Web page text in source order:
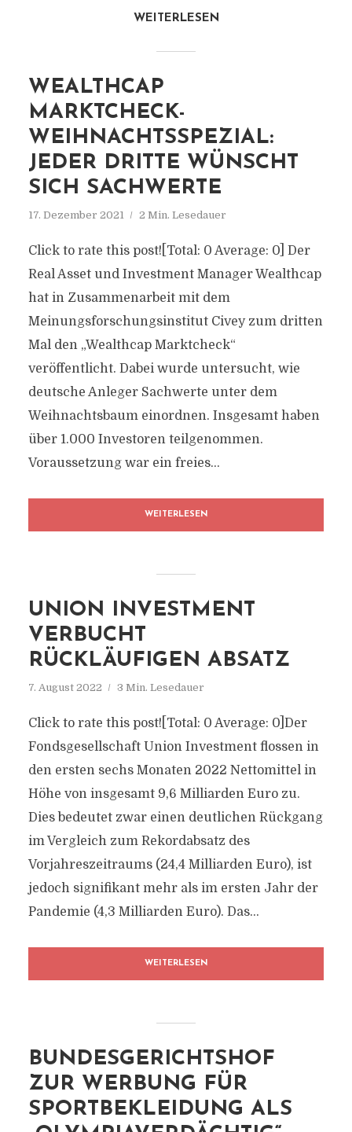
WEITERLESEN
WEALTHCAP
MARKTCHECK-
WEIHNACHTSSPEZIAL:
JEDER DRITTE WÜNSCHT
SICH SACHWERTE
17. Dezember 2021 2 Min. Lesedauer
Click to rate this post![Total: 0 Average: 0] Der
Real Asset und Investment Manager Wealthcap
hat in Zusammenarbeit mit dem
Meinungsforschungsinstitut Civey zum dritten
Mal den „Wealthcap Marktcheck“
veröffentlicht. Dabei wurde untersucht, wie
deutsche Anleger Sachwerte unter dem
Weihnachtsbaum einordnen. Insgesamt haben
über 1.000 Investoren teilgenommen.
Voraussetzung war ein freies...
WEITERLESEN
UNION INVESTMENT
VERBUCHT
RÜCKLÄUFIGEN ABSATZ
7. August 2022 3 Min. Lesedauer
Click to rate this post![Total: 0 Average: 0]Der
Fondsgesellschaft Union Investment flossen in
den ersten sechs Monaten 2022 Nettomittel in
Höhe von insgesamt 9,6 Milliarden Euro zu.
Dies bedeutet zwar einen deutlichen Rückgang
im Vergleich zum Rekordabsatz des
Vorjahreszeitraums (24,4 Milliarden Euro), ist
jedoch signifikant mehr als im ersten Jahr der
Pandemie (4,3 Milliarden Euro). Das...
WEITERLESEN
BUNDESGERICHTSHOF
ZUR WERBUNG FÜR
SPORTBEKLEIDUNG ALS